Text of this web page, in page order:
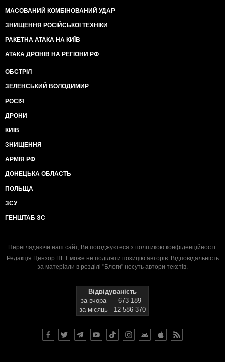
МАСОВАНИЙ КОМБІНОВАНИЙ УДАР
ЗНИЩЕННЯ РОСІЙСЬКОЇ ТЕХНІКИ
РАКЕТНА АТАКА НА КИЇВ
АТАКА ДРОНІВ НА РЕГІОНИ РФ
ОБСТРІЛ
ЗЕЛЕНСЬКИЙ ВОЛОДИМИР
РОСІЯ
ДРОНИ
КИЇВ
ЗНИЩЕННЯ
АРМІЯ РФ
ДОНЕЦЬКА ОБЛАСТЬ
ПОЛЬЩА
ЗСУ
ГЕНШТАБ ЗС
Переглядаючи наш сайт, Ви погоджуєтеся з політикою конфіденційності.
Редакція Цензор.НЕТ може не поділяти позицію авторів. Відповідальність
за матеріали в розділі "Блоги" несуть автори текстів.
Відвідуваність
за вчора
673 189
за місяць
12 586 370